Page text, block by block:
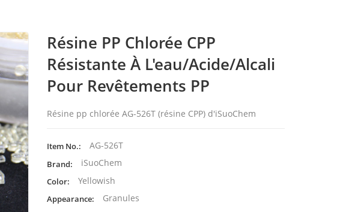
Résine PP Chlorée CPP
Résistante À L'eau/acide/alcali
Pour Revêtements PP
Résine pp chlorée AG-526T (résine CPP) d'iSuoChem
Item No.: AG-526T
Brand: iSuoChem
Color: Yellowish
Appearance: Granules